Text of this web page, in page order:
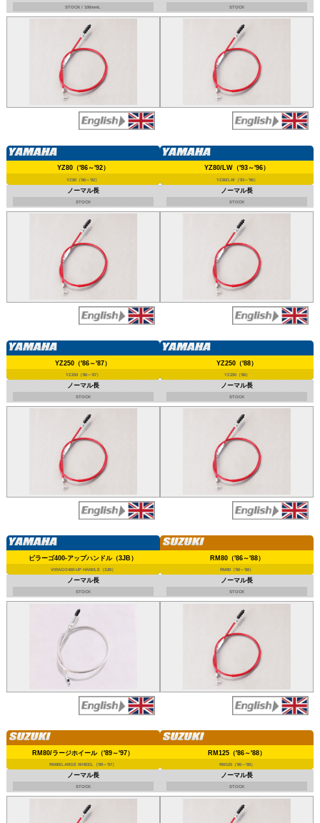
STOCK / 100mmL STOCK
YZ80（'86～'92）
YZ80（'86～'92）
ノーマル長
STOCK
YZ80/LW（'93～'96）
YZ80/LW（'93～'96）
ノーマル長
STOCK
YZ250（'86～'87）
YZ250（'86～'87）
ノーマル長
STOCK
YZ250（'88）
YZ250（'88）
ノーマル長
STOCK
ビラーゴ400-アップハンドル（3JB）
VIRAGO400-UP HANDLE（3JB）
ノーマル長
STOCK
RM80（'86～'88）
RM80（'86～'88）
ノーマル長
STOCK
RM80/ラージホイール（'89～'97）
RM80/LARGE WHEEL（'89～'97）
ノーマル長
STOCK
RM125（'86～'88）
RM125（'86～'88）
ノーマル長
STOCK